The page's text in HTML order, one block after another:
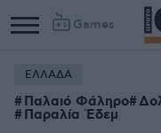
Games
ΕΛΛΑΔΑ
Παλαιό Φάληρο
Παραλία Έδεμ